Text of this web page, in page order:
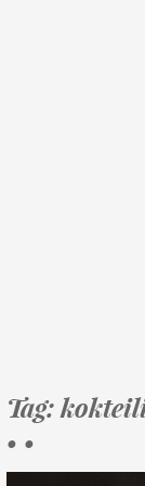
Tag:
• •